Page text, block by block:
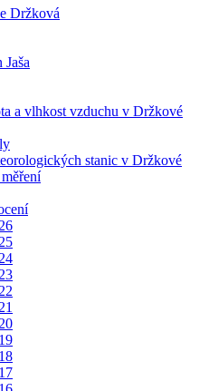
Držková
a vlhkost vzduchu v Držkové
stanic v Držkové